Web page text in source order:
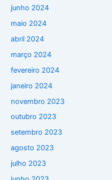
junho 2024
maio 2024
abril 2024
março 2024
fevereiro 2024
janeiro 2024
novembro 2023
outubro 2023
setembro 2023
agosto 2023
julho 2023